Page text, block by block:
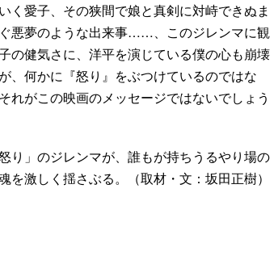
愛子、その狭間で娘と真剣に対峙できぬま
悪夢のような出来事……、このジレンマに観
の健気さに、洋平を演じている僕の心も崩壊
、何かに『怒り』をぶつけているのではな
れがこの映画のメッセージではないでしょう
り」のジレンマが、誰もが持ちうるやり場の
激しく揺さぶる。（取材・文：坂田正樹）